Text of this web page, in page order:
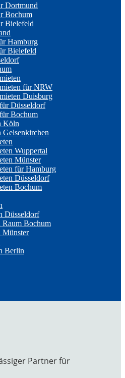
Dortmund
Bochum
Bielefeld
Hamburg
Bielefeld
für NRW
Duisburg
Düsseldorf
Bochum
Köln
Gelsenkirchen
Wuppertal
Münster
für Hamburg
Düsseldorf
Bochum
Düsseldorf
Raum Bochum
Münster
Berlin
Partner für